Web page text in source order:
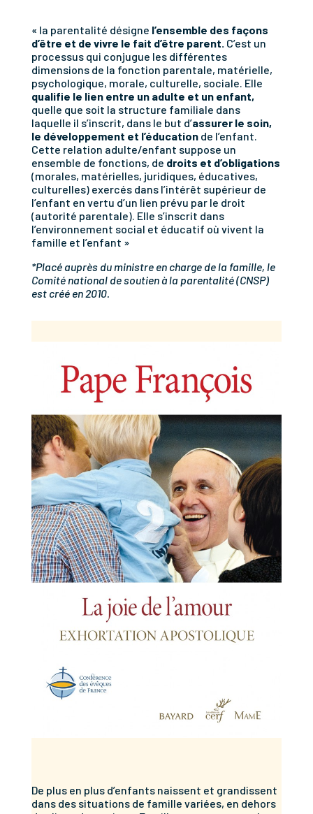
« la parentalité désigne l’ensemble des façons
d’être et de vivre le fait d’être parent. C’est un
processus qui conjugue les différentes
dimensions de la fonction parentale, matérielle,
psychologique, morale, culturelle, sociale. Elle
qualifie le lien entre un adulte et un enfant,
quelle que soit la structure familiale dans
laquelle il s’inscrit, dans le but d’assurer le soin,
le développement et l’éducationde l’enfant.
Cette relation adulte/enfant suppose un
ensemble de fonctions, de droits et d’obligations
(morales, matérielles, juridiques, éducatives,
culturelles) exercés dans l’intérêt supérieur de
l’enfant en vertu d’un lien prévu par le droit
(autorité parentale). Elle s’inscrit dans
l’environnement social et éducatif où vivent la
famille et l’enfant »
*Placé auprès du ministre en charge de la famille, le
Comité national de soutien à la parentalité (CNSP)
est créé en 2010.
De plus en plus d’enfants naissent et grandissent
dans des situations de famille variées, en dehors